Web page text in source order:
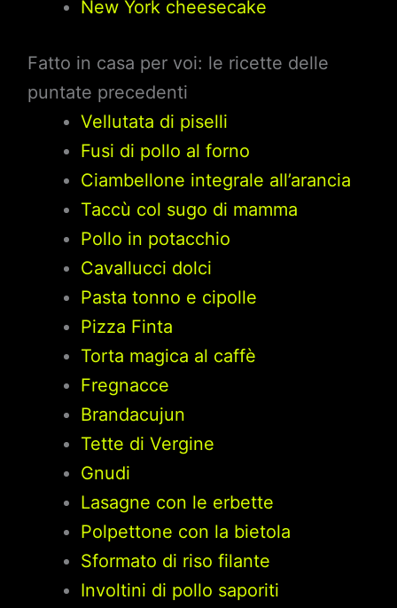
New York cheesecake
Fatto in casa per voi: le ricette delle
puntate precedenti
Vellutata di piselli
Fusi di pollo al forno
Ciambellone integrale all’arancia
Taccù col sugo di mamma
Pollo in potacchio
Cavallucci dolci
Pasta tonno e cipolle
Pizza Finta
Torta magica al caffè
Fregnacce
Brandacujun
Tette di Vergine
Gnudi
Lasagne con le erbette
Polpettone con la bietola
Sformato di riso filante
Involtini di pollo saporiti